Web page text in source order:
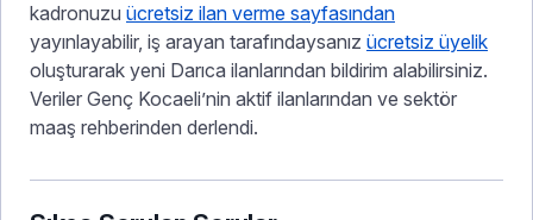
kadronuzu ücretsiz ilan verme sayfasından
yayınlayabilir, iş arayan tarafındaysanız ücretsiz üyelik
oluşturarak yeni Darıca ilanlarından bildirim alabilirsiniz.
Veriler Genç Kocaeli’nin aktif ilanlarından ve sektör
maaş rehberinden derlendi.